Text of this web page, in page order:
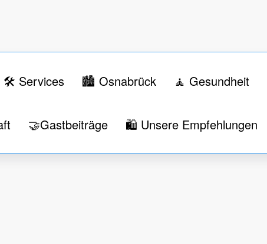
🛠 Services 🏙️ Osnabrück 🧘 Gesundheit
🤝Gastbeiträge 🛍️ Unsere Empfehlungen